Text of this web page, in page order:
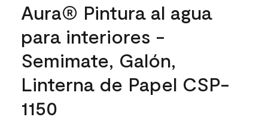
Aura® Pintura al agua
para interiores -
Semimate, Galón,
Linterna de Papel CSP-
1150